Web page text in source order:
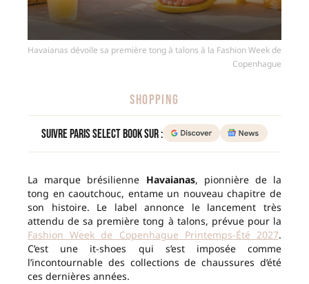
Havaianas dévoile sa première tong à talons à la Fashion Week de
Copenhague
SHOPPING
Suivre Paris Select Book sur :
La marque brésilienne Havaianas, pionnière de la
tong en caoutchouc, entame un nouveau chapitre de
son histoire. Le label annonce le lancement très
attendu de sa première tong à talons, prévue pour la
Fashion Week de Copenhague Printemps-Été 2027.
C’est une it-shoes qui s’est imposée comme
l’incontournable des collections de chaussures d’été
ces dernières années.